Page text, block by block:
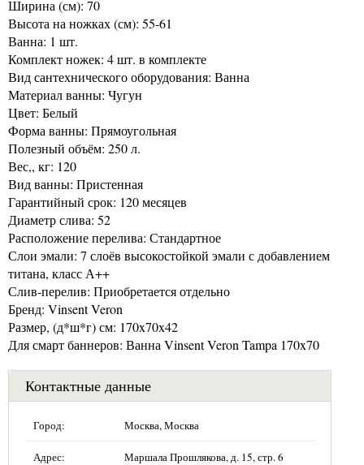
Ширина (см): 70
Высота на ножках (см): 55-61
Ванна: 1 шт.
Комплект ножек: 4 шт. в комплекте
Вид сантехнического оборудования: Ванна
Материал ванны: Чугун
Цвет: Белый
Форма ванны: Прямоугольная
Полезный объём: 250 л.
Вес,, кг: 120
Вид ванны: Пристенная
Гарантийный срок: 120 месяцев
Диаметр слива: 52
Расположение перелива: Стандартное
Слои эмали: 7 слоёв высокостойкой эмали с добавлением
титана, класс А++
Слив-перелив: Приобретается отдельно
Бренд: Vinsent Veron
Размер, (д*ш*г) см: 170x70x42
Для смарт баннеров: Ванна Vinsent Veron Tampa 170x70
Контактные данные
Город: Москва, Москва
Адрес: Маршала Прошлякова, д. 15, стр. 6